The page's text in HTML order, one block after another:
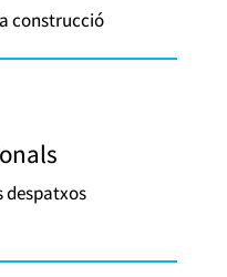
construcció
despatxos